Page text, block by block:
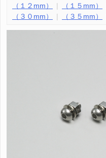
（１２mm） （１５mm）
（３０mm）
（３５mm）